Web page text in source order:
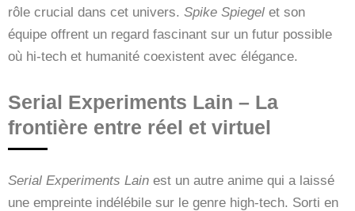
rôle crucial dans cet univers. Spike Spiegel et son
équipe offrent un regard fascinant sur un futur possible
où hi-tech et humanité coexistent avec élégance.
Serial Experiments Lain – La
frontière entre réel et virtuel
Serial Experiments Lain est un autre anime qui a laissé
une empreinte indélébile sur le genre high-tech. Sorti en